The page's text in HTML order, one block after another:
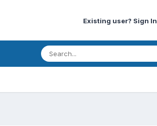
Existing user? Sign In